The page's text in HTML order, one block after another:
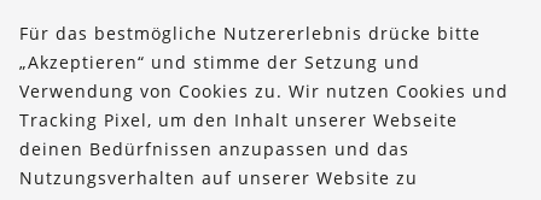
Über uns
Bestellungen
Kontakt & Hilfe
Für das bestmögliche Nutzererlebnis drücke bitte
„Akzeptieren“ und stimme der Setzung und
Verwendung von Cookies zu. Wir nutzen Cookies und
Tracking Pixel, um den Inhalt unserer Webseite
deinen Bedürfnissen anzupassen und das
Nutzungsverhalten auf unserer Website zu